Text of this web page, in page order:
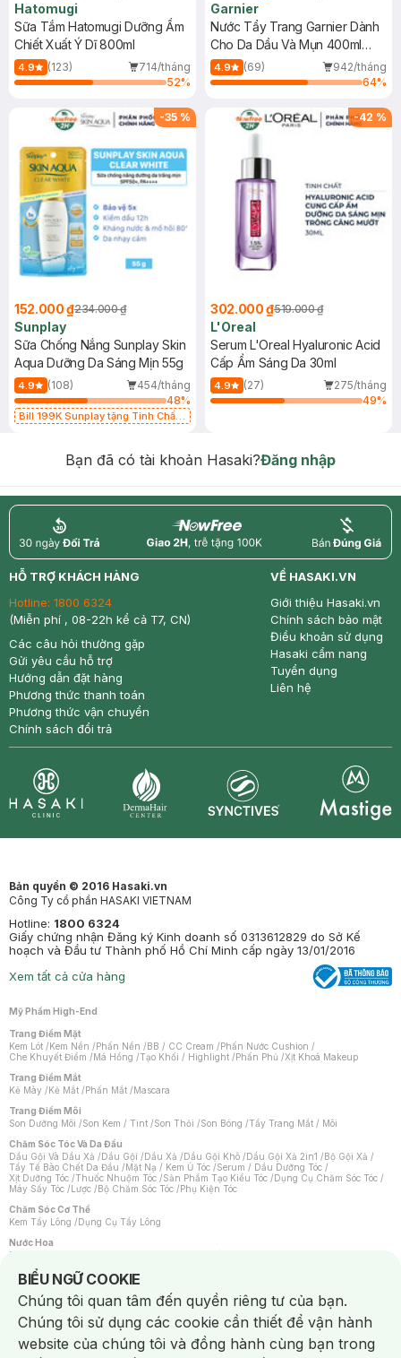
Hatomugi
Sữa Tắm Hatomugi Dưỡng Ẩm
Chiết Xuất Ý Dĩ 800ml
4.9 (123)
714/tháng
52%
Garnier
Nước Tẩy Trang Garnier Dành
Cho Da Dầu Và Mụn 400ml
(Mới)
4.9 (69)
942/tháng
64%
-35 %
152.000 ₫234.000 ₫
Sunplay
Sữa Chống Nắng Sunplay Skin
Aqua Dưỡng Da Sáng Mịn 55g
4.9 (108)
454/tháng
48%
Bill 199K Sunplay tặng Tinh Chất
-42 %
302.000 ₫519.000 ₫
L'Oreal
Serum L'Oreal Hyaluronic Acid
Cấp Ẩm Sáng Da 30ml
4.9 (27)
275/tháng
49%
Bạn đã có tài khoản Hasaki?Đăng nhập
return nowfree price
HỖ TRỢ KHÁCH HÀNG
Hotline: 1800 6324
(Miễn phí , 08-22h kể cả T7, CN)
Các câu hỏi thường gặp
Gửi yêu cầu hỗ trợ
Hướng dẫn đặt hàng
Phương thức thanh toán
Phương thức vận chuyển
Chính sách đổi trả
VỀ HASAKI.VN
Giới thiệu Hasaki.vn
Chính sách bảo mật
Điều khoản sử dụng
Hasaki cẩm nang
Tuyển dụng
Liên hệ
Bản quyền © 2016 Hasaki.vn
Công Ty cổ phần HASAKI VIETNAM
Hotline: 1800 6324
Giấy chứng nhận Đăng ký Kinh doanh số 0313612829 do Sở Kế
hoạch và Đầu tư Thành phố Hồ Chí Minh cấp ngày 13/01/2016
Xem tất cả cửa hàng
Mỹ Phẩm High-End
Trang Điểm Mặt
Kem Lót /Kem Nền /Phấn Nền /BB / CC Cream /Phấn Nước Cushion /
Che Khuyết Điểm /Má Hồng /Tạo Khối / Highlight /Phấn Phủ /Xịt Khoá Makeup
Trang Điểm Mắt
Kẻ Mày /Kẻ Mắt /Phấn Mắt /Mascara
Trang Điểm Môi
Son Dưỡng Môi /Son Kem / Tint /Son Thỏi /Son Bóng /Tẩy Trang Mắt / Môi
Chăm Sóc Tóc Và Da Đầu
Dầu Gội Và Dầu Xả /Dầu Gội /Dầu Xả /Dầu Gội Khô /Dầu Gội Xả 2in1 /Bộ Gội Xả /
Tẩy Tế Bào Chết Da Đầu /Mặt Nạ / Kem Ủ Tóc /Serum / Dầu Dưỡng Tóc /
Xịt Dưỡng Tóc /Thuốc Nhuộm Tóc /Sản Phẩm Tạo Kiểu Tóc /Dụng Cụ Chăm Sóc Tóc /
Máy Sấy Tóc /Lược /Bộ Chăm Sóc Tóc /Phụ Kiện Tóc
Chăm Sóc Cơ Thể
Kem Tẩy Lông /Dụng Cụ Tẩy Lông
Nước Hoa
Nước Hoa Nữ
Chăm Sóc Cá Nhân
Chống Muỗi /Khẩu Trang /Máy Massage/Mặt Nạ Xông Hơi /Nước Rửa Tay/
Sản Phẩm Chăm Sóc Khác /Bàn Chải Đánh Răng /Bàn Chải Điện/
Hỗ Trợ Trắng Răng/Kem Đánh Răng /Máy Tăm Nước/ Nước Súc Miệng/
Tăm / Chỉ Nha Khoa/ Xịt Thơm Miệng / Dung Dịch Vệ Sinh/Dưỡng Vùng Kín/
Khăn Ướt Vệ Sinh Vùng Kín/Băng Vệ Sinh/Tampon/Bọt Cạo Râu /Dao Cạo Râu/
Máy Cạo Râu
BIỂU NGỮ COOKIE
Notice about cookies usage
Chúng tôi quan tâm đến quyền riêng tư của bạn.
Chúng tôi sử dụng các cookie cần thiết để vận hành
website của chúng tôi và đồng hành cùng bạn trong